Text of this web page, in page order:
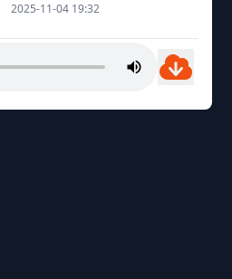
2025-11-04 19:32